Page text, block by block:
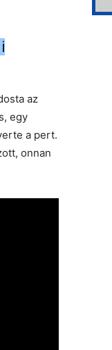
az
egy
a pert.
onnan